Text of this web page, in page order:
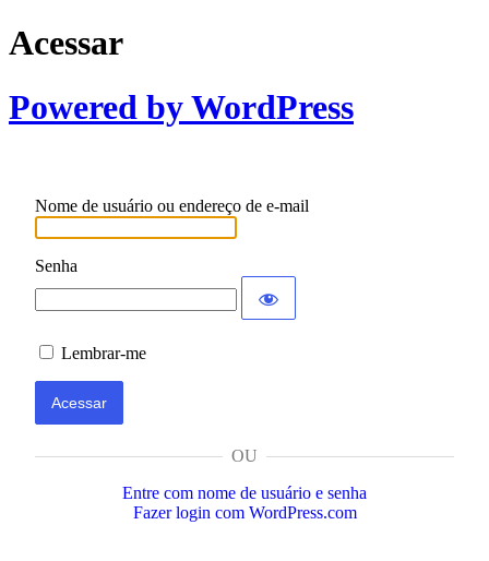
Acessar
Powered by WordPress
Nome de usuário ou endereço de e-mail
Senha
Lembrar-me
OU
Entre com nome de usuário e senha
Fazer login com WordPress.com